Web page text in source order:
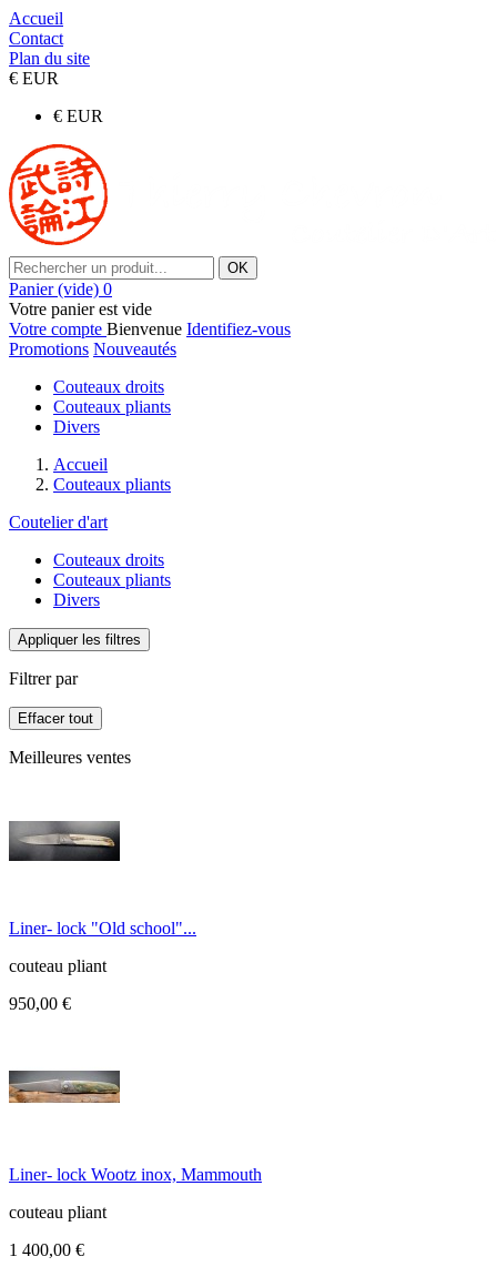
Accueil
Contact
Plan du site
€ EUR
€ EUR
OK
Panier (vide) 0
Votre panier est vide
Votre compte Bienvenue Identifiez-vous
Promotions Nouveautés
Couteaux droits
Couteaux pliants
Divers
Accueil
Couteaux pliants
Coutelier d'art
Couteaux droits
Couteaux pliants
Divers
Appliquer les filtres
Filtrer par
Effacer tout
Meilleures ventes
Liner- lock "Old school"...
couteau pliant
950,00 €
Liner- lock Wootz inox, Mammouth
couteau pliant
1 400,00 €